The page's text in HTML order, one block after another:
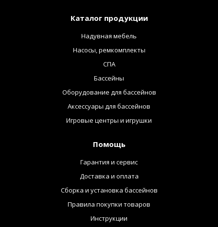
Каталог продукции
Надувная мебель
Насосы, ремкомплекты
СПА
Бассейны
Оборудование для бассейнов
Аксессуары для бассейнов
Игровые центры и игрушки
Помощь
Гарантия и сервис
Доставка и оплата
Сборка и установка бассейнов
Правила покупки товаров
Инструкции